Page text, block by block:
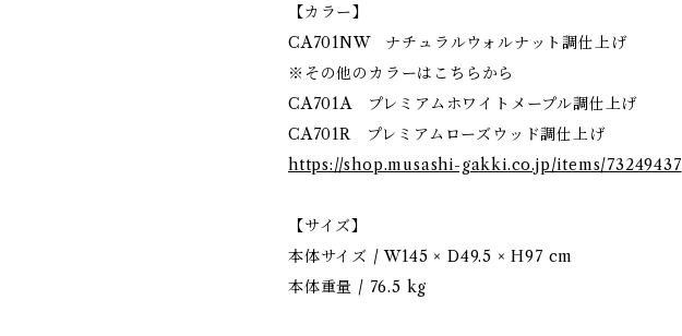
【カラー】
CA701NW ナチュラルウォルナット調仕上げ
※その他のカラーはこちらから
CA701A プレミアムホワイトメープル調仕上げ
CA701R プレミアムローズウッド調仕上げ
https://shop.musashi-gakki.co.jp/items/73249437
【サイズ】
本体サイズ / W145 × D49.5 × H97 cm
本体重量 / 76.5 kg